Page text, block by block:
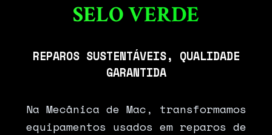
SELO VERDE
REPAROS SUSTENTÁVEIS, QUALIDADE
GARANTIDA
Na Mecânica de Mac, transformamos
equipamentos usados em reparos de